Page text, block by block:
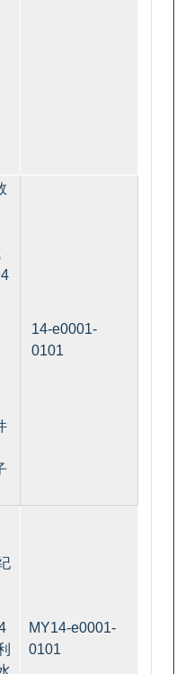
14-e0001-
0101
MY14-e0001-
0101